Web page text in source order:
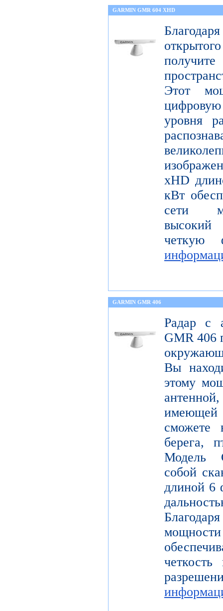
GARMIN GMR 604 XHD
Этот
уровня
xHD
кВт
сети
высокий
четкую
GARMIN GMR 406
Радар с
GMR 406
Вы
этому
сможете
берега,
Модель
собой
длиной 6